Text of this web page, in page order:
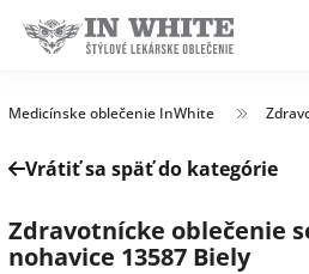
Medicínske oblečenie InWhite
Vrátiť sa späť do kategórie
Zdravotnícke oblečenie
nohavice 13587 Biely